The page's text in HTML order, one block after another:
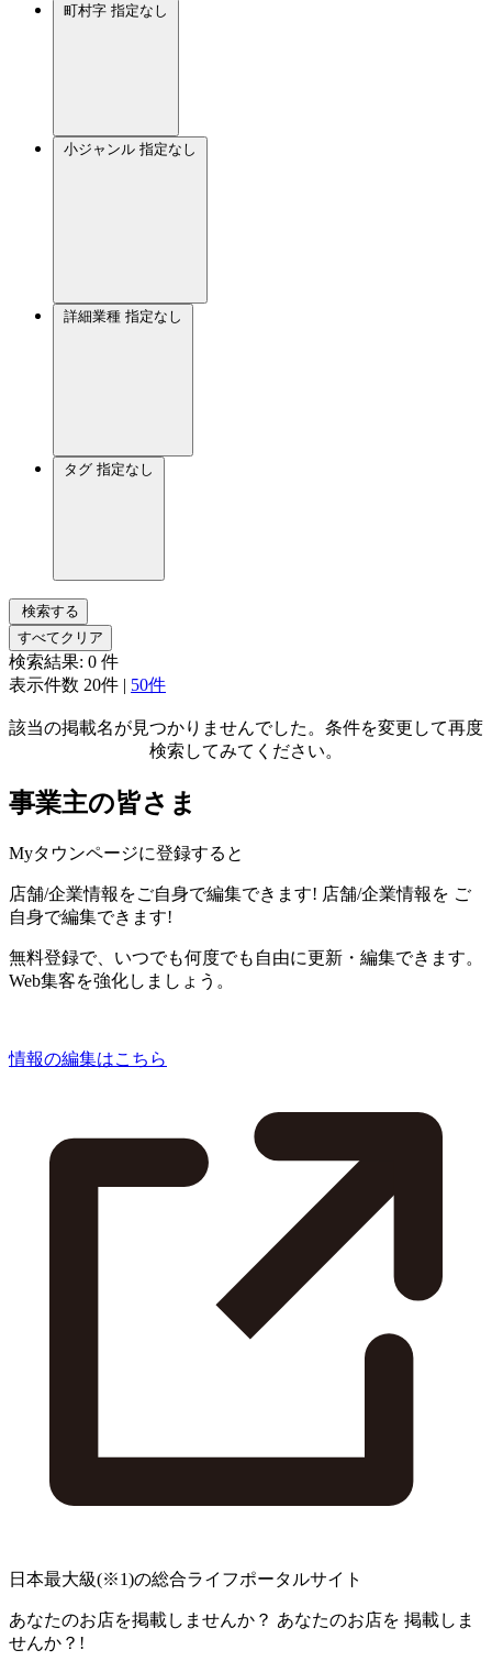
町村字 指定なし
小ジャンル 指定なし
詳細業種 指定なし
タグ 指定なし
検索する
すべてクリア
検索結果: 0 件
表示件数 20件 | 50件
該当の掲載名が見つかりませんでした。条件を変更して再度
検索してみてください。
事業主の皆さま
Myタウンページに登録すると
店舗/企業情報をご自身で編集できます! 店舗/企業情報を ご
自身で編集できます!
無料登録で、いつでも何度でも自由に更新・編集できます。
Web集客を強化しましょう。
情報の編集はこちら
日本最大級(※1)の総合ライフポータルサイト
あなたのお店を掲載しませんか？ あなたのお店を 掲載しま
せんか？!